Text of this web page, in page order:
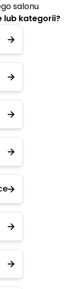
salonu
lub kategorii?